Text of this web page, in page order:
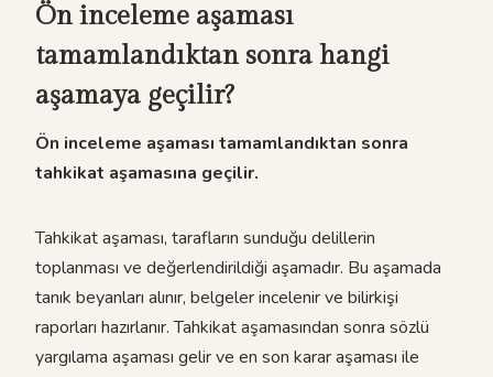
Ön inceleme aşaması
tamamlandıktan sonra hangi
aşamaya geçilir?
Ön inceleme aşaması tamamlandıktan sonra
tahkikat aşamasına geçilir.
Tahkikat aşaması, tarafların sunduğu delillerin
toplanması ve değerlendirildiği aşamadır. Bu aşamada
tanık beyanları alınır, belgeler incelenir ve bilirkişi
raporları hazırlanır. Tahkikat aşamasından sonra sözlü
yargılama aşaması gelir ve en son karar aşaması ile